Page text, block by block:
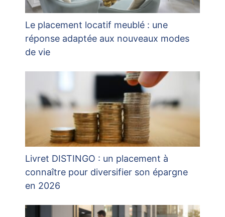
Le placement locatif meublé : une
réponse adaptée aux nouveaux modes
de vie
Livret DISTINGO : un placement à
connaître pour diversifier son épargne
en 2026